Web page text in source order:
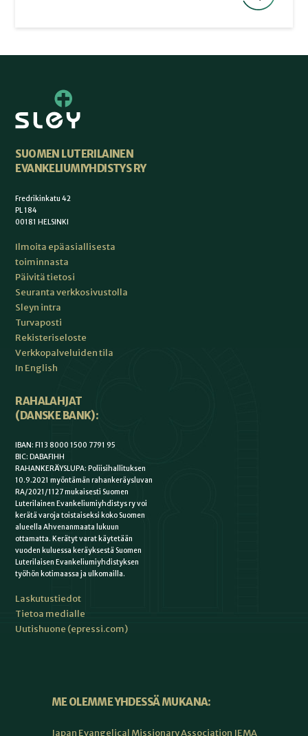
SUOMEN LUTERILAINEN
EVANKELIUMIYHDISTYS RY
Fredrikinkatu 42
PL 184
00181 HELSINKI
Ilmoita epäasiallisesta
toiminnasta
Päivitä tietosi
Seuranta verkkosivustolla
Sleyn intra
Turvaposti
Rekisteriseloste
Verkkopalveluiden tila
In English
RAHALAHJAT
(DANSKE BANK):
IBAN: FI13 8000 1500 7791 95
BIC: DABAFIHH
RAHANKERÄYSLUPA: Poliisihallituksen
10.9.2021 myöntämän rahankeräysluvan
RA/2021/1127 mukaisesti Suomen
Luterilainen Evankeliumiyhdistys ry voi
kerätä varoja toistaiseksi koko Suomen
alueella Ahvenanmaata lukuun
ottamatta. Kerätyt varat käytetään
vuoden kuluessa keräyksestä Suomen
Luterilaisen Evankeliumiyhdistyksen
työhön kotimaassa ja ulkomailla.
Laskutustiedot
Tietoa medialle
Uutishuone (epressi.com)
ME OLEMME YHDESSÄ MUKANA:
Japan Evangelical Missionary Association JEMA